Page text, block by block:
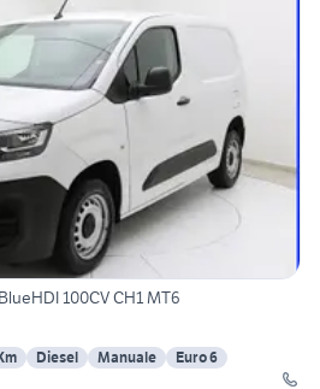
100CV CH1 MT6
Diesel Manuale
Euro 6